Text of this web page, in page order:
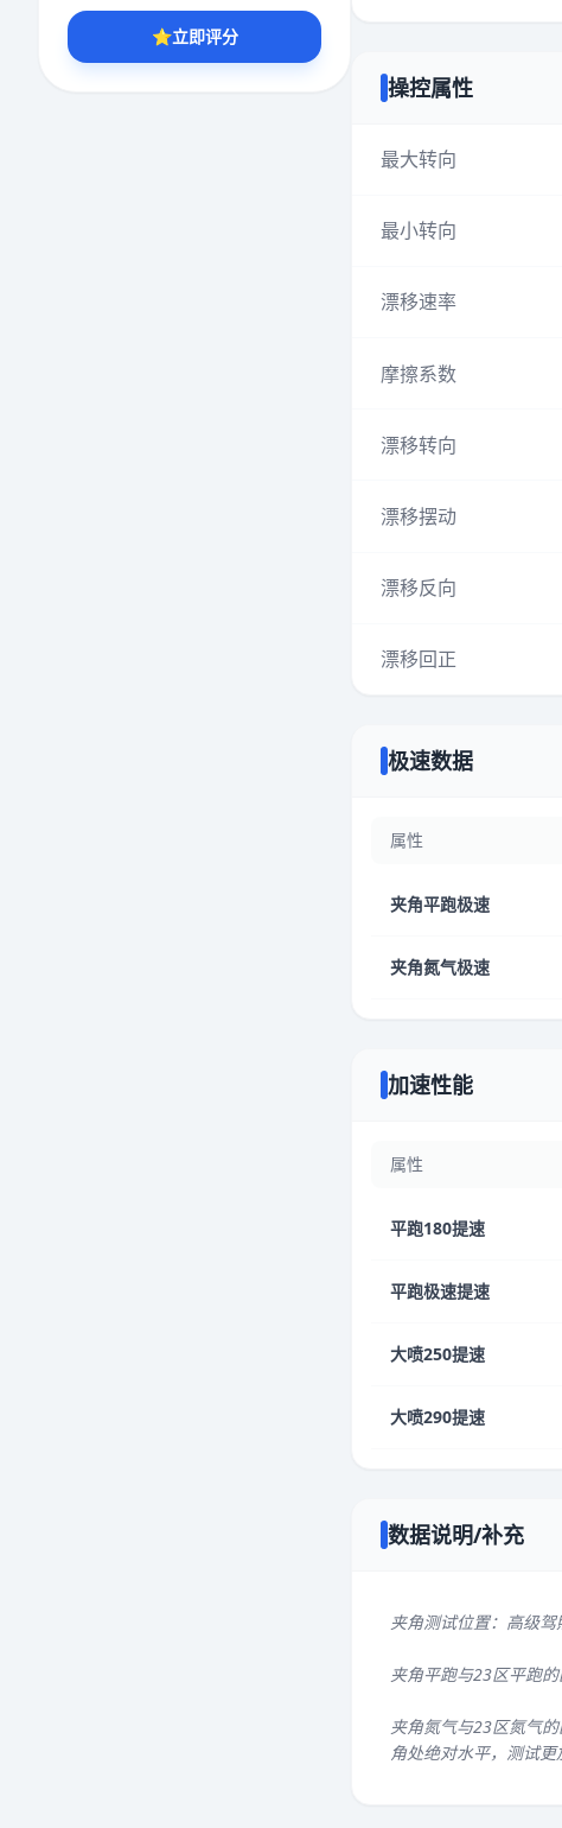
⭐立即评分
操控属性
最大转向
最小转向
漂移速率
摩擦系数
漂移转向
漂移摆动
漂移反向
漂移回正
极速数据
属性
夹角平跑极速
夹角氮气极速
加速性能
属性
平跑180提速
平跑极速提速
大喷250提速
大喷290提速
数据说明/补充
夹角测试位置：高级
夹角平跑与23区平跑
夹角氮气与23区氮气
角处绝对水平，测试更
* 综合评分为玩家评分结果，速度占比0%，手感占比0%，对抗占比
0%，性价比占比0%，颜值占比0%